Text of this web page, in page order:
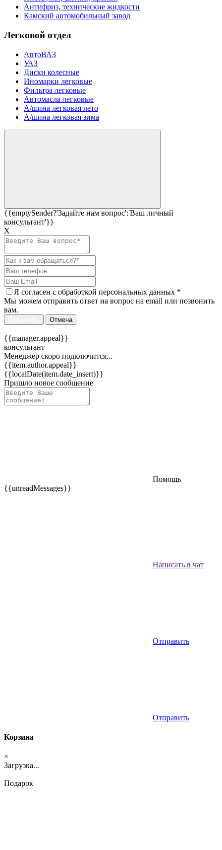
Антифриз, технические жидкости
Камский автомобильный завод
Легковой отдел
АвтоВАЗ
УАЗ
Диски колесные
Иномарки легковые
Фильтра легковые
Автомасла легковые
А/шина легковая лето
А/шина легковая зима
{{emptySender?'Задайте нам вопрос':'Ваш личный
консультант'}}
Х
Я согласен c обработкой персональных данных *
Мы можем отправить ответ на вопрос на email или позвонить
вам.
Отмена
{{manager.appeal}}
консультант
Менеджер скоро подключится...
{{item.author.appeal}}
{{localDate(item.date_insert)}}
Пришло новое сообщение
Помощь
{{unreadMessages}}
Написать в чат
Отправить
Отправить
Корзина
×
Загрузка...
Подарок